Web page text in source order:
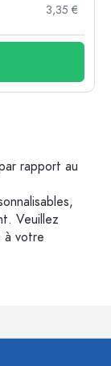
3,35 €
rapport au
Veuillez
à votre